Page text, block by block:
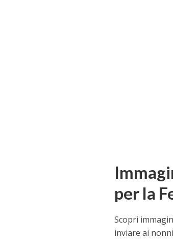
per la
Scopri
inviare ai